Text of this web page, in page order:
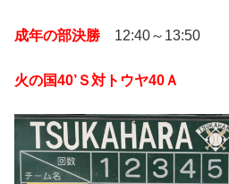
成年の部決勝 12:40～13:50
火の国40’Ｓ対トウヤ40Ａ